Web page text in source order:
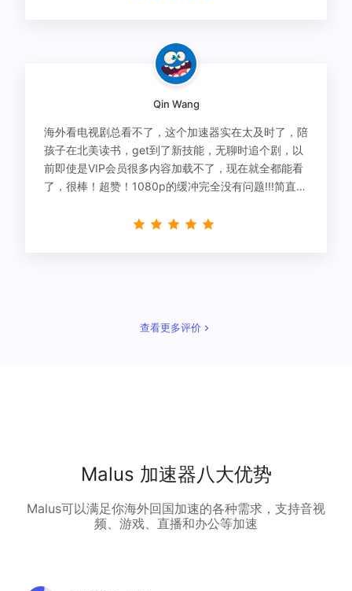
Qin Wang
海外看电视剧总看不了，这个加速器实在太及时了，陪
孩子在北美读书，get到了新技能，无聊时追个剧，以
前即使是VIP会员很多内容加载不了，现在就全都能看
了，很棒！超赞！1080p的缓冲完全没有问题!!!简直救
查看更多评价
Malus 加速器八大优势
Malus可以满足你海外回国加速的各种需求，支持音视
频、游戏、直播和办公等加速